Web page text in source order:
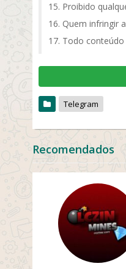
Proibido
Quem infringir
Todo conteúdo
Telegram
Recomendados